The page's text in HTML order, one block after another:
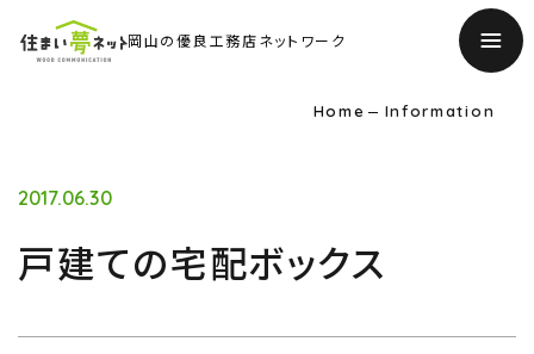
岡山の優良工務店ネットワーク
Home Information
2017.06.30
戸建ての宅配ボックス